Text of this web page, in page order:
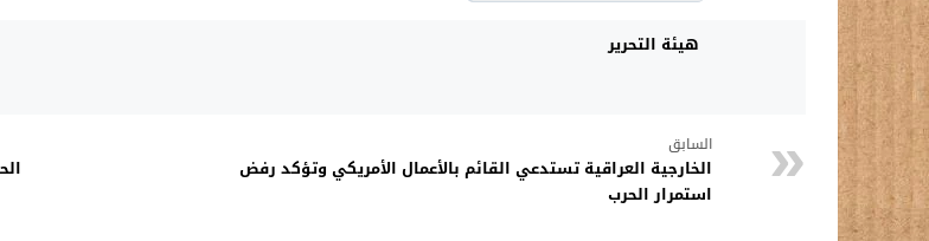
هيئة التحرير
السابق
الخارجية العراقية تستدعي القائم بالأعمال الأمريكي وتؤكد رفض
استمرار الحرب